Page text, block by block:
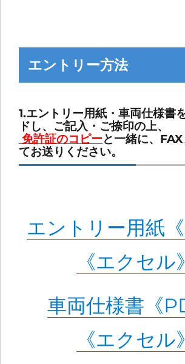
エントリー方法
1.エントリー用紙・車両仕様書
ドし、ご記入・ご捺印の上、
免許証のコピーと一緒に、
てお送りください。
エントリー用紙《
《エクセル》
車両仕様書《
《エクセル》